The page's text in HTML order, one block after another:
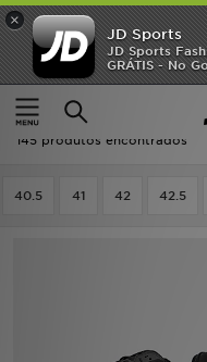
×
JD Sports
JD Sports
GRÁTIS - No
Página principal
Homem
Homem - Nike
145 produtos encontrados
40.5 41 42 42.5
INÍCIO
Promoções
NOVIDADES